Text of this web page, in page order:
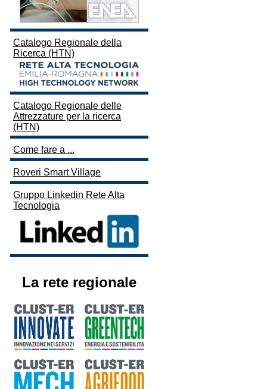
Catalogo Regionale della
Ricerca (HTN)
Catalogo Regionale delle
Attrezzature per la ricerca
(HTN)
Come fare a ...
Roveri Smart Village
Gruppo Linkedin Rete Alta
Tecnologia
La rete regionale